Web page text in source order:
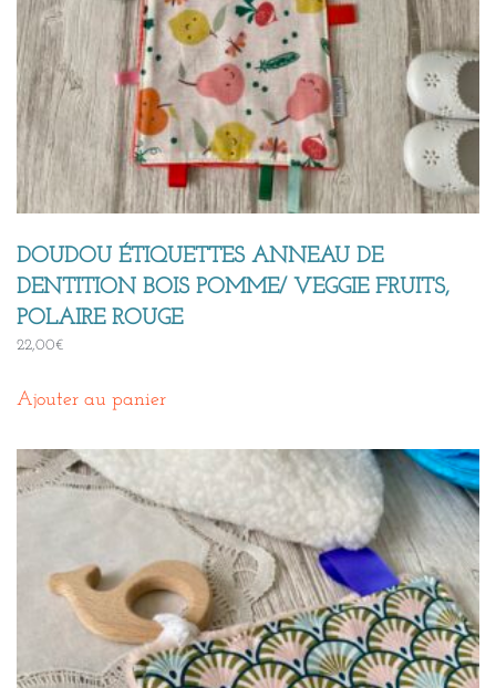
DOUDOU ÉTIQUETTES ANNEAU DE
DENTITION BOIS POMME/ VEGGIE FRUITS,
POLAIRE ROUGE
22,00€
Ajouter au panier